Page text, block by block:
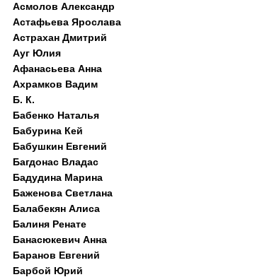
Асмолов Александр
Астафьева Ярослава
Астрахан Дмитрий
Ауг Юлия
Афанасьева Анна
Ахрамков Вадим
Б. К.
Бабенко Наталья
Бабурина Кей
Бабушкин Евгений
Багдонас Владас
Бадудина Марина
Баженова Светлана
Балабекян Алиса
Балиня Ренате
Банасюкевич Анна
Баранов Евгений
Барбой Юрий